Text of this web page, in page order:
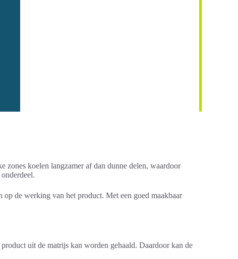
koelen langzamer af dan dunne delen, waardoor
de werking van het product. Met een goed maakbaar
uit de matrijs kan worden gehaald. Daardoor kan de